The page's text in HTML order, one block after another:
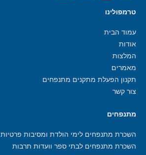
טרמפולינו
עמוד הבית
אודות
המלצות
מאמרים
תקנון הפעלת מתקנים מתנפחים
צור קשר
מתנפחים
השכרת מתנפחים לימי הולדת ומסיבות פרטיות
השכרת מתנפחים לבתי ספר וועדות תרבות